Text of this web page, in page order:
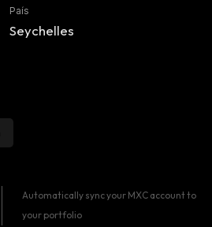
País
Seychelles
Automatically sync your MXC account to
your portfolio